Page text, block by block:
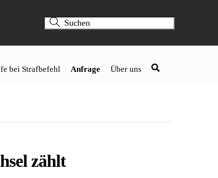
bei Strafbefehl Anfrage Über uns
zählt